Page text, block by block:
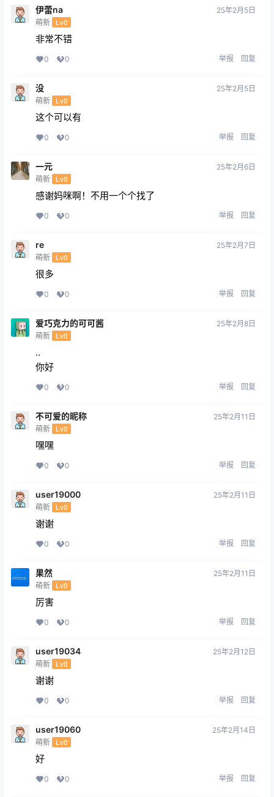
伊蕾na
萌新 Lv0
25年2月5日
非常不错
0 0 举报 回复
没
萌新 Lv0
25年2月5日
这个可以有
0 0 举报 回复
一元
萌新 Lv0
25年2月6日
感谢妈咪啊！不用一个个找了
0 0 举报 回复
re
萌新 Lv0
25年2月7日
很多
0 0 举报 回复
爱巧克力的可可酱
萌新 Lv0
25年2月8日
..
你好
0 0 举报 回复
不可爱的昵称
萌新 Lv0
25年2月11日
嘿嘿
0 0 举报 回复
user19000
萌新 Lv0
25年2月11日
谢谢
0 0 举报 回复
果然
萌新 Lv0
25年2月11日
厉害
0 0 举报 回复
user19034
萌新 Lv0
25年2月12日
谢谢
0 0 举报 回复
user19060
萌新 Lv0
25年2月14日
好
0 0 举报 回复